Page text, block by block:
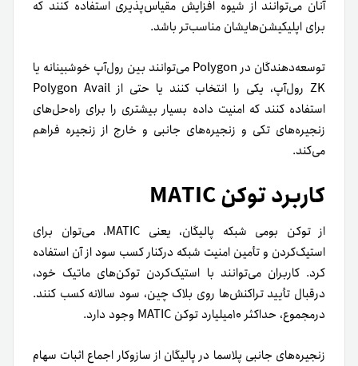
آنان می‌توانند از شیوه افزایش مقیاس‌پذیری استفاده کنند که
برای اپلیکیشن‌هایشان مناسب‌تر باشد.
توسعه‌دهندگان در Polygon می‌توانند بین رول‌آپ خوشبینانه یا
ZK رول‌آپ، یکی را انتخاب کنند یا حتی از Polygon Avail
استفاده کنند که امنیت داده بسیار بیشتری را برای راه‌حل‌های
زنجیره‌های تکی و زنجیره‌های جانبی و خارج از زنجیره فراهم
می‌کند.
کاربرد توکن MATIC
از توکن بومی شبکه پالیگان، یعنی MATIC، می‌توان برای
استیک‌کردن و تأمین امنیت شبکه در‌کنار کسب سود از آن استفاده
کرد. کاربران می‌توانند با استیک‌کردن توکن‌های ماتیک خود،
در‌قبال تأیید تراکنش‌ها روی بلاک چین، سود سالانه کسب کنند.
درمجموع، حداکثر ۱۰میلیارد توکن MATIC وجود دارد.
زنجیره‌های جانبی پلاسما در پالیگان از سازوکار اجماع اثبات سهام